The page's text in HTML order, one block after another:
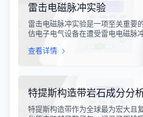
雷击电磁脉冲实验
雷击电磁脉冲实验是一项至关重要
估电子电气设备在遭受雷电电磁脉
具有上升时间快、持续时间短、能
查看详情
特提斯构造带岩石成分分
特提斯构造带作为全球最为宏大且